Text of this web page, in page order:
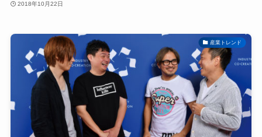
2018年10月22日
産業トレンド